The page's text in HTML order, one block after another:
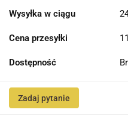
Wysyłka w ciągu
Cena przesyłki 11
Dostępność
Zadaj pytanie